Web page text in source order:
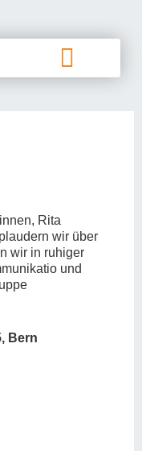
Rita
wir über
wir in ruhiger
und
Bern